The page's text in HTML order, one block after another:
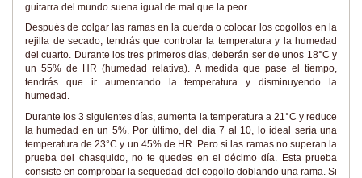
guitarra del mundo suena igual de mal que la peor.
Después de colgar las ramas en la cuerda o colocar los cogollos en la
rejilla de secado, tendrás que controlar la temperatura y la humedad
del cuarto. Durante los tres primeros días, deberán ser de unos 18°C y
un 55% de HR (humedad relativa). A medida que pase el tiempo,
tendrás que ir aumentando la temperatura y disminuyendo la
humedad.
Durante los 3 siguientes días, aumenta la temperatura a 21°C y reduce
la humedad en un 5%. Por último, del día 7 al 10, lo ideal sería una
temperatura de 23°C y un 45% de HR. Pero si las ramas no superan la
prueba del chasquido, no te quedes en el décimo día. Esta prueba
consiste en comprobar la sequedad del cogollo doblando una rama. Si